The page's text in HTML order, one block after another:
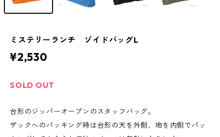
ミステリーランチ ゾイドバッグL
¥2,530
SOLD OUT
台形のジッパーオープンのスタッフバッグ。
ザックへのパッキング時は台形の天を外側、地を内側でパッ